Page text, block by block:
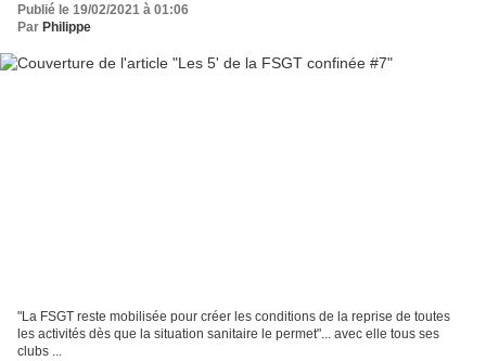
Publié le 19/02/2021 à 01:06
Par Philippe
"La FSGT reste mobilisée pour créer les conditions de la reprise de toutes
les activités dès que la situation sanitaire le permet"... avec elle tous ses
clubs ...